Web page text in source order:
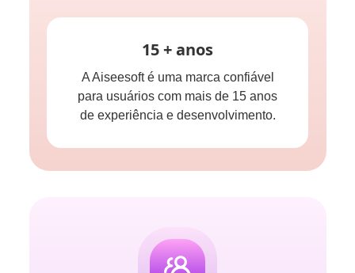
15 + anos
A Aiseesoft é uma marca confiável
para usuários com mais de 15 anos
de experiência e desenvolvimento.